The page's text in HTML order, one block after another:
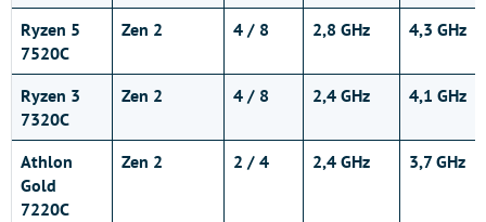
Ryzen 5
7520C
Zen 2 4 / 8 2,8 GHz 4,3 GHz
Ryzen 3
7320C
Zen 2 4 / 8 2,4 GHz 4,1 GHz
Athlon
Gold
7220C
Zen 2 2 / 4 2,4 GHz 3,7 GHz